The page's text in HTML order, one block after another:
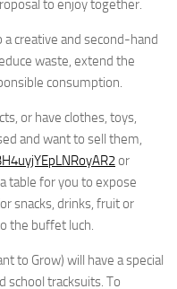
to enjoy together.
creative and second-hand
waste, extend the
consumption.
or have clothes, toys,
and want to sell them,
or
table for you to expose
snacks, drinks, fruit or
the buffet luch.
to Grow) will have a special
school tracksuits. To